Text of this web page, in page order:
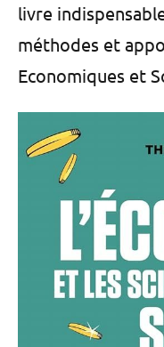
livre
méthodes et
Economiques et